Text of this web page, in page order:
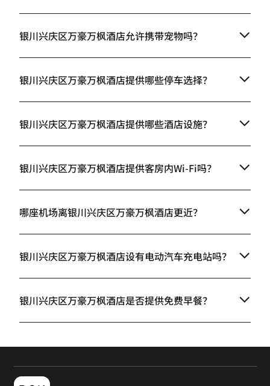
银川兴庆区万豪万枫酒店允许携带宠物吗？
银川兴庆区万豪万枫酒店提供哪些停车选择？
银川兴庆区万豪万枫酒店提供哪些酒店设施？
银川兴庆区万豪万枫酒店提供客房内Wi-Fi吗？
哪座机场离银川兴庆区万豪万枫酒店更近？
银川兴庆区万豪万枫酒店设有电动汽车充电站吗？
银川兴庆区万豪万枫酒店是否提供免费早餐？